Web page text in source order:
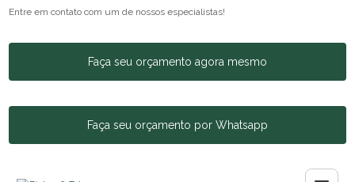
Entre em contato com um de nossos especialistas!
Faça seu orçamento agora mesmo
Faça seu orçamento por Whatsapp